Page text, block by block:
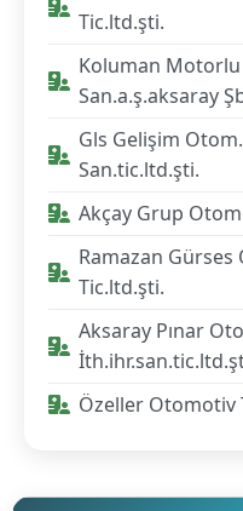
Tic.ltd.şti.
Koluman Motorlu
San.a.ş.aksaray
Gls Gelişim
San.tic.ltd.şti.
Akçay Grup
Ramazan
Tic.ltd.şti.
Aksaray Pınar
Özeller Otomotiv